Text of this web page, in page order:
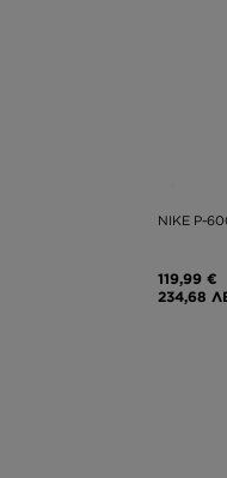
NIKE P-
119,99 €
234,68